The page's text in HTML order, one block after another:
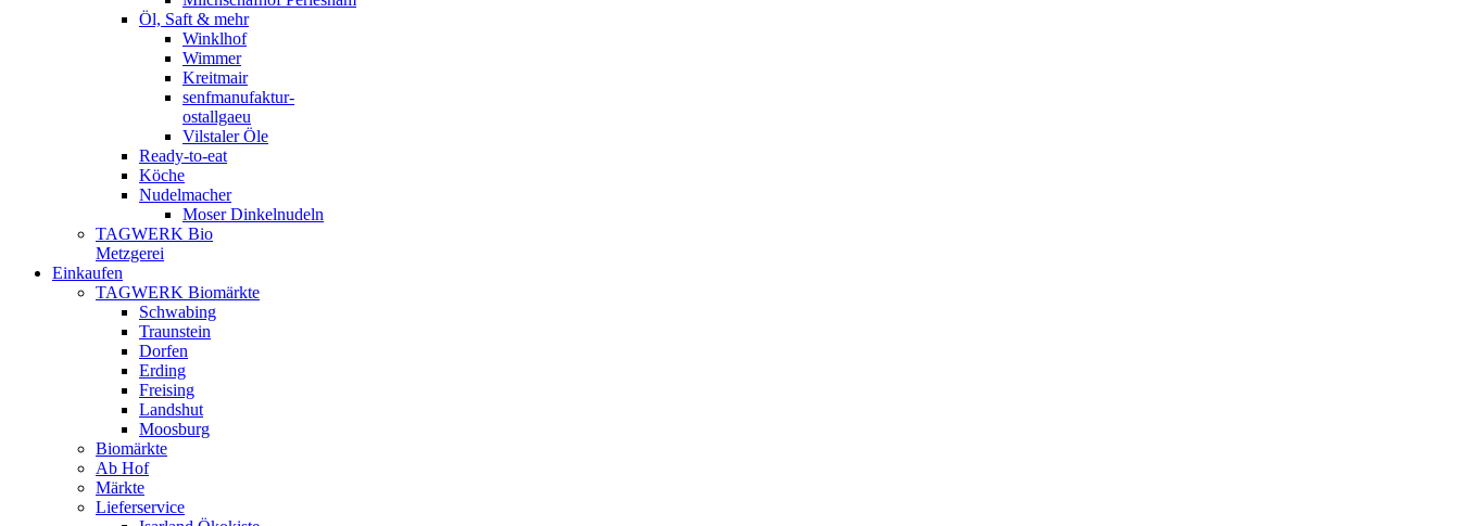
Öl, Saft & mehr
Winklhof
Wimmer
Kreitmair
senfmanufaktur-
ostallgaeu
Vilstaler Öle
Ready-to-eat
Köche
Nudelmacher
Moser Dinkelnudeln
TAGWERK Bio
Metzgerei
Einkaufen
TAGWERK Biomärkte
Schwabing
Traunstein
Dorfen
Erding
Freising
Landshut
Moosburg
Biomärkte
Ab Hof
Märkte
Lieferservice